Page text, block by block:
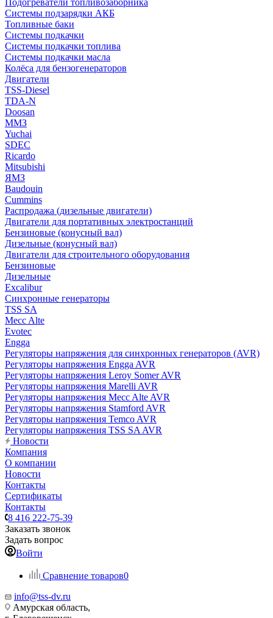
Подогреватели топливозаборника
Системы подзарядки АКБ
Топливные баки
Системы подкачки
Системы подкачки топлива
Системы подкачки масла
Колёса для бензогенераторов
Двигатели
TSS-Diesel
TDA-N
Doosan
ММЗ
Yuchai
SDEC
Ricardo
Mitsubishi
ЯМЗ
Baudouin
Cummins
Распродажа (дизельные двигатели)
Двигатели для портативных электростанций
Бензиновые (конусный вал)
Дизельные (конусный вал)
Двигатели для строительного оборудования
Бензиновые
Дизельные
Excalibur
Синхронные генераторы
TSS SA
Mecc Alte
Evotec
Engga
Регуляторы напряжения для синхронных генераторов (AVR)
Регуляторы напряжения Engga AVR
Регуляторы напряжения Leroy Somer AVR
Регуляторы напряжения Marelli AVR
Регуляторы напряжения Mecc Alte AVR
Регуляторы напряжения Stamford AVR
Регуляторы напряжения Temco AVR
Регуляторы напряжения TSS SA AVR
Новости
Компания
О компании
Новости
Контакты
Сертификаты
Контакты
8 416 222-75-39
Заказать звонок
Задать вопрос
Войти
Сравнение товаров0
info@tss-dv.ru
Амурская область,